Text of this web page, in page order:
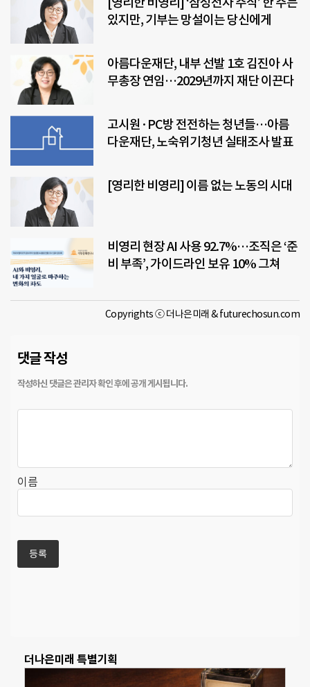
있지만, 기부는 망설이는 당신에게
아름다운재단, 내부 선발 1호 김진아 사
무총장 연임…2029년까지 재단 이끈다
고시원·PC방 전전하는 청년들…아름
다운재단, 노숙위기청년 실태조사 발표
[영리한 비영리] 이름 없는 노동의 시대
비영리 현장 AI 사용 92.7%…조직은 ‘준
비 부족’, 가이드라인 보유 10% 그쳐
Copyrights ⓒ 더나은미래 & futurechosun.com
댓글 작성
이름
더나은미래 특별기획